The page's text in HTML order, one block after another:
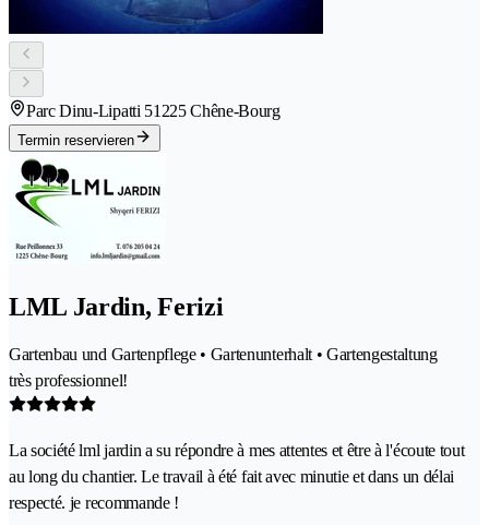
Parc Dinu-Lipatti 51225 Chêne-Bourg
Termin reservieren
LML Jardin, Ferizi
Gartenbau und Gartenpflege • Gartenunterhalt • Gartengestaltung
très professionnel!
La société lml jardin a su répondre à mes attentes et être à l'écoute tout
au long du chantier. Le travail à été fait avec minutie et dans un délai
respecté. je recommande !